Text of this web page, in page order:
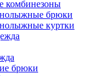
комбинезоны
брюки
куртки
брюки